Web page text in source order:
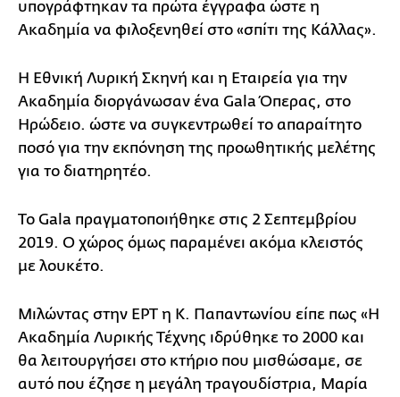
υπογράφτηκαν τα πρώτα έγγραφα ώστε η
Ακαδημία να φιλοξενηθεί στο «σπίτι της Κάλλας».
Η Εθνική Λυρική Σκηνή και η Εταιρεία για την
Ακαδημία διοργάνωσαν ένα Gala Όπερας, στο
Ηρώδειο. ώστε να συγκεντρωθεί το απαραίτητο
ποσό για την εκπόνηση της προωθητικής μελέτης
για το διατηρητέο.
Το Gala πραγματοποιήθηκε στις 2 Σεπτεμβρίου
2019. Ο χώρος όμως παραμένει ακόμα κλειστός
με λουκέτο.
Μιλώντας στην ΕΡΤ η Κ. Παπαντωνίου είπε πως «Η
Ακαδημία Λυρικής Τέχνης ιδρύθηκε το 2000 και
θα λειτουργήσει στο κτήριο που μισθώσαμε, σε
αυτό που έζησε η μεγάλη τραγουδίστρια, Μαρία